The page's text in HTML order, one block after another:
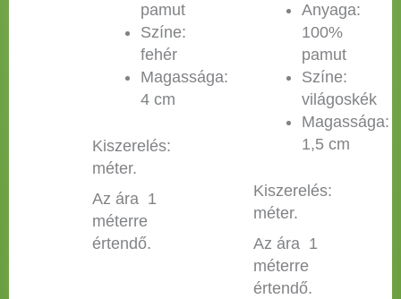
pamut
Színe:
fehér
Magassága:
4 cm
Kiszerelés:
méter.
Az ára 1
méterre
értendő.
Anyaga:
100%
pamut
Színe:
világoskék
Magassága:
1,5 cm
Kiszerelés:
méter.
Az ára 1
méterre
értendő.